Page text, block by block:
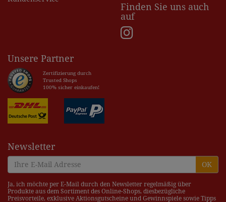
Finden Sie uns auch
auf
Unsere Partner
Zertifizierung durch
Trusted Shops
100% sicher einkaufen!
Newsletter
OK
Ja, ich möchte per E-Mail durch den Newsletter regelmäßig über
Produkte aus dem Sortiment des Online-Shops, diesbezügliche
Preisvorteile, exklusive Aktionsgutscheine und Gewinnspiele sowie Tipps